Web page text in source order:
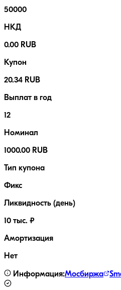
50000
НКД
0.00 RUB
Купон
20.34 RUB
Выплат в год
12
Номинал
1000.00 RUB
Тип купона
Фикс
Ликвидность (день)
10 тыс. ₽
Амортизация
Нет
Информация:Мосбиржа